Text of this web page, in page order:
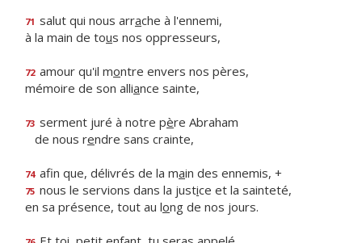
71 salut qui nous arrache à l'ennemi,
à la main de tous nos oppresseurs,
72 amour qu'il montre envers nos pères,
mémoire de son alliance sainte,
73 serment juré à notre père Abraham
de nous rendre sans crainte,
74 afin que, délivrés de la main des ennemis, +
75 nous le servions dans la justice et la sainteté,
en sa présence, tout au long de nos jours.